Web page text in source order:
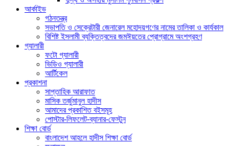
আর্কাইভ
গঠনতন্ত্র
সভাপতি ও সেক্রেটারী জেনারেল মহোদয়গণের নামের তালিকা ও কার্যকাল
বিশিষ্ট ইসলামী ব্যক্তিত্বদের জমঈয়তের প্রোগ্রামে অংশগ্রহণ
গ্যালারী
ফটো গ্যালারী
ভিডিও গ্যালারী
আর্টিকেল
প্রকাশনা
সাপ্তাহিক আরাফাত
মাসিক তর্জুমানুল হাদীস
আমাদের প্রকাশিত বইসমূহ
পোস্টার-লিফলেট-ব্যানার-ফেস্টুন
শিক্ষা বোর্ড
বাংলাদেশ আহলে হাদীস শিক্ষা বোর্ড